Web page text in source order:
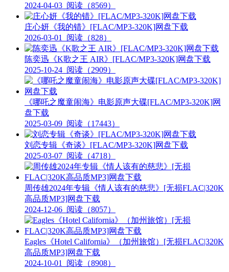
2024-04-03 阅读（8569）
庄心妍《我的错》[FLAC/MP3-320K]网盘下载
2026-03-01
阅读（828）
陈奕迅《K歌之王 AIR》[FLAC/MP3-320K]网盘下载
2025-10-24 阅读（2909）
《哪吒之魔童闹海》电影原声大碟[FLAC/MP3-320K]网
盘下载
2025-03-09 阅读（17443）
刘恋专辑《奇谈》[FLAC/MP3-320K]网盘下载
2025-03-07 阅读（4718）
周传雄2024年专辑《情人该有的慈悲》[无损FLAC|320K
高品质MP3]网盘下载
2024-12-06 阅读（8057）
Eagles《Hotel California》（加州旅馆）[无损FLAC|320K
高品质MP3]网盘下载
2024-10-01
阅读（8908）